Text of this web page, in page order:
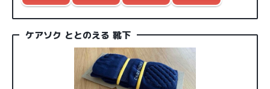
ケアソク ととのえる 靴下